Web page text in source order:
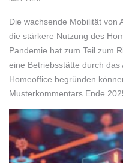
Die wachsende Mobilität von
die stärkere Nutzung des
Pandemie hat zum Teil zum
eine Betriebsstätte durch
Homeoffice begründen
Musterkommentars Ende